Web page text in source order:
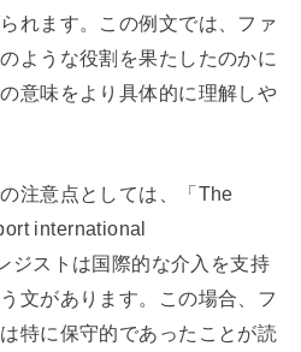
れます。この例文では、ファ
ような役割を果たしたのかに
意味をより具体的に理解しや
注意点としては、「The
international
ジストは国際的な介入を支持
文があります。この場合、フ
特に保守的であったことが読